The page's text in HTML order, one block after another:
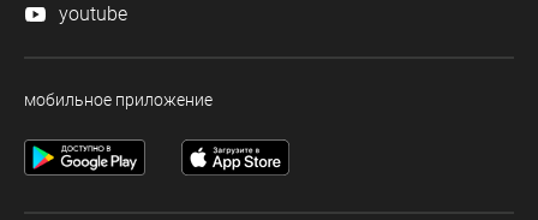
youtube
мобильное приложение